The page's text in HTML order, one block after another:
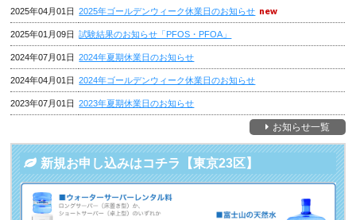
2025年04月01日 2025年ゴールデンウィーク休業日のお知らせ
2025年01月09日 試験結果のお知らせ「PFOS・PFOA」
2024年07月01日 2024年夏期休業日のお知らせ
2024年04月01日 2024年ゴールデンウィーク休業日のお知らせ
2023年07月01日 2023年夏期休業日のお知らせ
お知らせ一覧
新規お申し込みはコチラ【東京23区】